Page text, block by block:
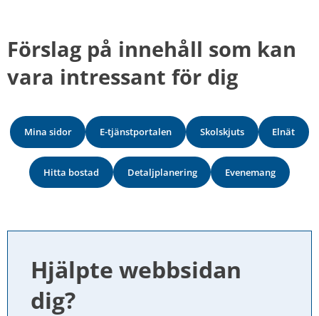
Förslag på innehåll som kan
vara intressant för dig
Mina sidor E-tjänstportalen Skolskjuts Elnät
Hitta bostad Detaljplanering Evenemang
Hjälpte webbsidan
dig?